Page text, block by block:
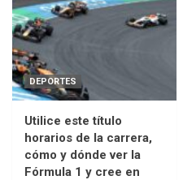
DEPORTES
Utilice este título
horarios de la carrera,
cómo y dónde ver la
Fórmula 1 y cree en